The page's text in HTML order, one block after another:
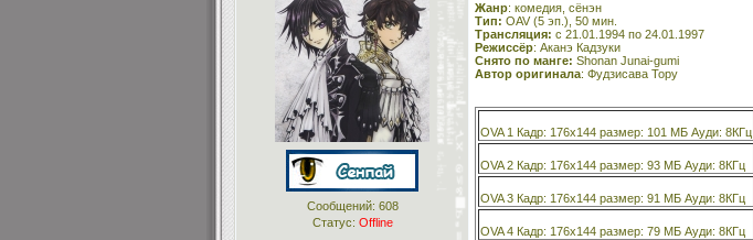
Сообщений: 608
Статус: Offline
Жанр: комедия, сёнэн
Тип: OAV (5 эп.), 50 мин.
Трансляция: c 21.01.1994 по 24.01.1997
Режиссёр: Аканэ Кадзуки
Снято по манге: Shonan Junai-gumi
Автор оригинала: Фудзисава Тору
OVA 1 Кадр: 176х144 размер: 101 МБ Ауди: 8КГц
OVA 2 Кадр: 176х144 размер: 93 МБ Ауди: 8КГц
OVA 3 Кадр: 176х144 размер: 91 МБ Ауди: 8КГц
OVA 4 Кадр: 176х144 размер: 79 МБ Ауди: 8КГц